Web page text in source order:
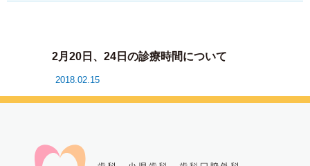
2月20日、24日の診療時間について
2018.02.15
ご迷惑をお掛けしますが宜しくお願いします。